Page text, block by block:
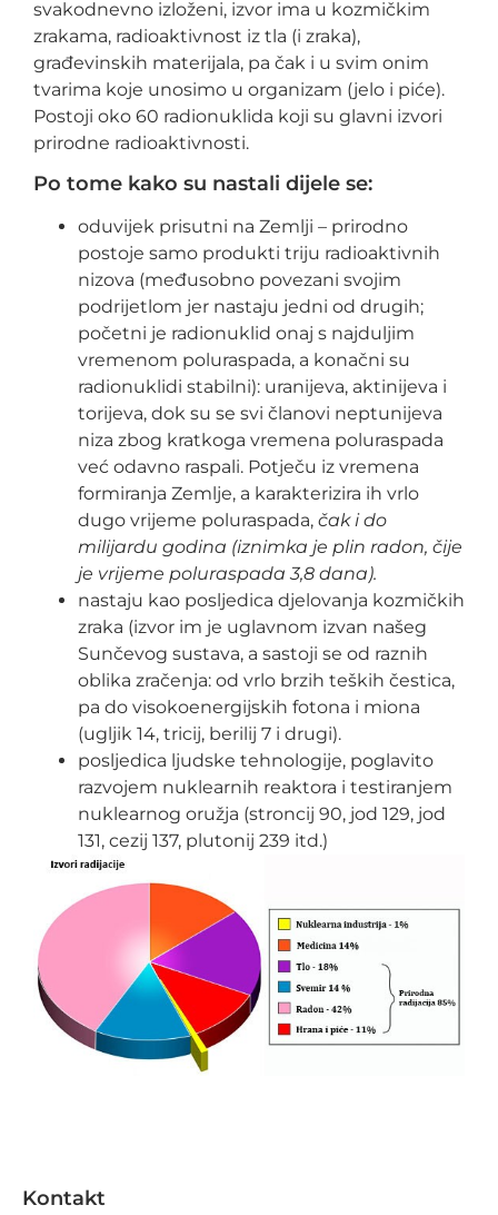
svakodnevno izloženi, izvor ima u kozmičkim
zrakama, radioaktivnost iz tla (i zraka),
građevinskih materijala, pa čak i u svim onim
tvarima koje unosimo u organizam (jelo i piće).
Postoji oko 60 radionuklida koji su glavni izvori
prirodne radioaktivnosti.
Po tome kako su nastali dijele se:
oduvijek prisutni na Zemlji – prirodno
postoje samo produkti triju radioaktivnih
nizova (međusobno povezani svojim
podrijetlom jer nastaju jedni od drugih;
početni je radionuklid onaj s najduljim
vremenom poluraspada, a konačni su
radionuklidi stabilni): uranijeva, aktinijeva i
torijeva, dok su se svi članovi neptunijeva
niza zbog kratkoga vremena poluraspada
već odavno raspali. Potječu iz vremena
formiranja Zemlje, a karakterizira ih vrlo
dugo vrijeme poluraspada, čak i do
milijardu godina (iznimka je plin radon, čije
je vrijeme poluraspada 3,8 dana).
nastaju kao posljedica djelovanja kozmičkih
zraka (izvor im je uglavnom izvan našeg
Sunčevog sustava, a sastoji se od raznih
oblika zračenja: od vrlo brzih teških čestica,
pa do visokoenergijskih fotona i miona
(ugljik 14, tricij, berilij 7 i drugi).
posljedica ljudske tehnologije, poglavito
razvojem nuklearnih reaktora i testiranjem
nuklearnog oružja (stroncij 90, jod 129, jod
131, cezij 137, plutonij 239 itd.)
Kontakt